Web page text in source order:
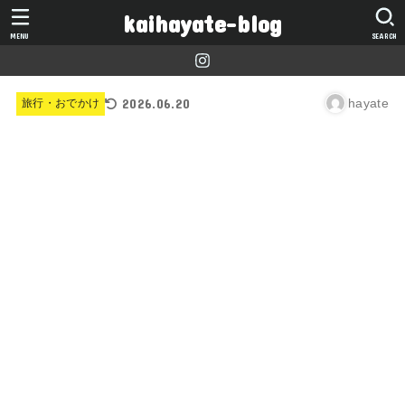
kaihayate-blog SEARCH
MENU
旅行・おでかけ 2026.06.20 hayate